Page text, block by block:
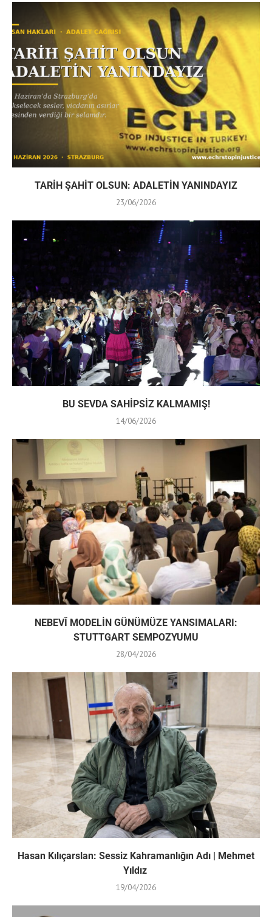
TARİH ŞAHİT OLSUN: ADALETİN YANINDAYIZ
23/06/2026
BU SEVDA SAHİPSİZ KALMAMIŞ!
14/06/2026
NEBEVÎ MODELİN GÜNÜMÜZE YANSIMALARI:
STUTTGART SEMPOZYUMU
28/04/2026
Hasan Kılıçarslan: Sessiz Kahramanlığın Adı | Mehmet
Yıldız
19/04/2026